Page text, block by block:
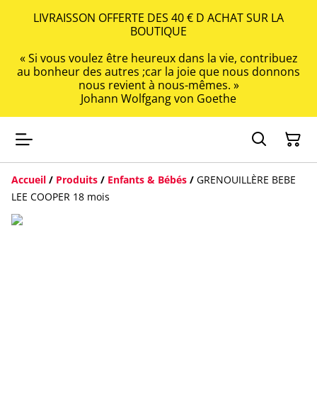
LIVRAISSON OFFERTE DES 40 € D ACHAT SUR LA
BOUTIQUE
« Si vous voulez être heureux dans la vie, contribuez
au bonheur des autres ;car la joie que nous donnons
nous revient à nous-mêmes. »
Johann Wolfgang von Goethe
Accueil / Produits / Enfants & Bébés / GRENOUILLÈRE BEBE
LEE COOPER 18 mois